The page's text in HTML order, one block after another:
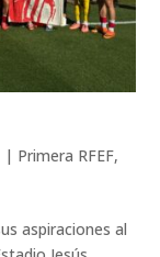
| Primera RFEF,
aspiraciones al